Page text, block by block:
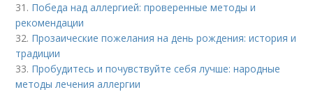
31. Победа над аллергией: проверенные методы и
рекомендации
32. Прозаические пожелания на день рождения: история и
традиции
33. Пробудитесь и почувствуйте себя лучше: народные
методы лечения аллергии